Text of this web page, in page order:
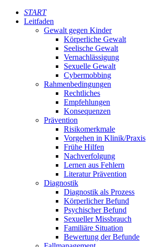
START
Leitfaden
Gewalt gegen Kinder
Körperliche Gewalt
Seelische Gewalt
Vernachlässigung
Sexuelle Gewalt
Cybermobbing
Rahmenbedingungen
Rechtliches
Empfehlungen
Konsequenzen
Prävention
Risikomerkmale
Vorgehen in Klinik/Praxis
Frühe Hilfen
Nachverfolgung
Lernen aus Fehlern
Literatur Prävention
Diagnostik
Diagnostik als Prozess
Körperlicher Befund
Psychischer Befund
Sexueller Missbrauch
Familiäre Situation
Bewertung der Befunde